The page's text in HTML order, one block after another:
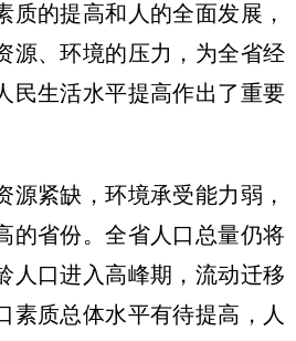
质的提高和人的全面发展，
源、环境的压力，为全省经
民生活水平提高作出了重要
源紧缺，环境承受能力弱，
的省份。全省人口总量仍将
人口进入高峰期，流动迁移
素质总体水平有待提高，人